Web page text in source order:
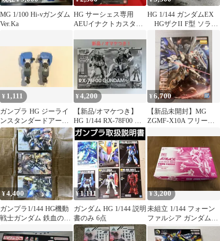
MG 1/100 Hi-νガンダム
Ver.Ka
HG サーシェス専用
AEUイナクトカスタム
箱無し 未組立
HG 1/144 ガンダムEX
HGザクII F型 ソラリ
¥ 1,111
ガンプラ HG ジーライ
ンスタンダードアーマ
ー 腕 素組
¥4,200
【新品/オマケつき】
HG 1/144 RX-78F00 ガ
ンダム エコプラ 限定
¥6,700
【新品未開封】MG
ZGMF-X10A フリーダ
¥4,400
ガンプラ1/144 HG機動
戦士ガンダム 鉄血のオ
り
¥1,111
ガンダム HG 1/144 説明
書のみ 6点
¥3,200
未組立 1/144 フォーン
ファルシア ガンダム
AGE プレミアムバンダ
イ限定